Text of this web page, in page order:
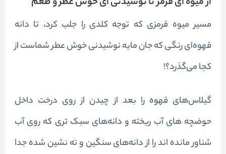
مسیر میوه قرمزی که توجه کلدیرا جلب کرد، تا دانه
قهوه‌ای رنگی که جان مایه نوشیدنی خوش عطر شماست از
کجا می‌گذرد؟!
گیلاس‌های قهوه را بعد از چیدن از روی درخت داخل
حوضچه های آب ریخته و دانه‌های سبک تری که روی آب
شناور مانده‌ اند را از دانه‌های سنگین و ته نشین شده جدا